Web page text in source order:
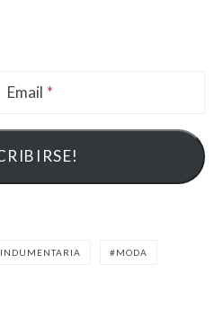
Email
INDUMENTARIA MODA